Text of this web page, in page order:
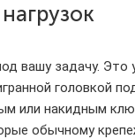
вашу задачу. Это
головкой
или накидным
обычному